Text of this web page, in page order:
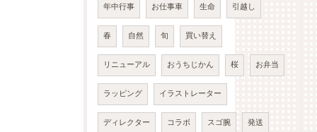
年中行事 お仕事車 生命 引越し
春 自然 旬 買い替え
リニューアル おうちじかん 桜 お弁当
ラッピング イラストレーター
ディレクター コラボ スゴ腕 発送